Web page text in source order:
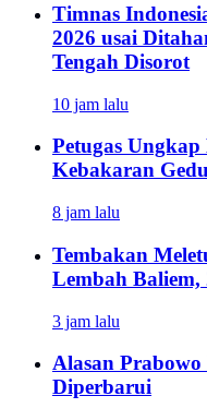
Timnas
2026 usai
Tengah Disorot
10 jam lalu
Petugas
Kebakaran
8 jam lalu
Tembakan
Lembah
3 jam lalu
Alasan
Diperbarui